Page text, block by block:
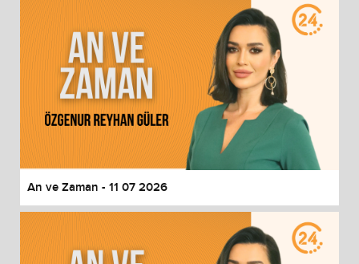
An ve Zaman - 11 07 2026